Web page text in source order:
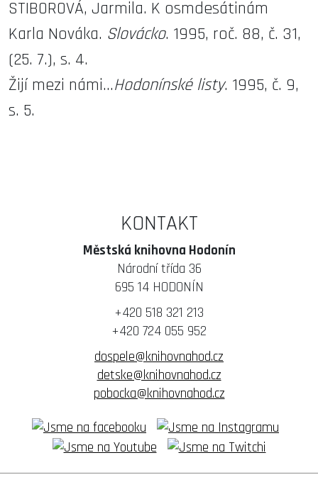
STIBOROVÁ, Jarmila. K osmdesátinám
Karla Nováka. Slovácko. 1995, roč. 88, č. 31,
(25. 7.), s. 4.
Žijí mezi námi…Hodonínské listy. 1995, č. 9,
s. 5.
KONTAKT
Městská knihovna Hodonín
Národní třída 36
695 14 HODONÍN
+420 518 321 213
+420 724 055 952
dospele@knihovnahod.cz
detske@knihovnahod.cz
pobocka@knihovnahod.cz